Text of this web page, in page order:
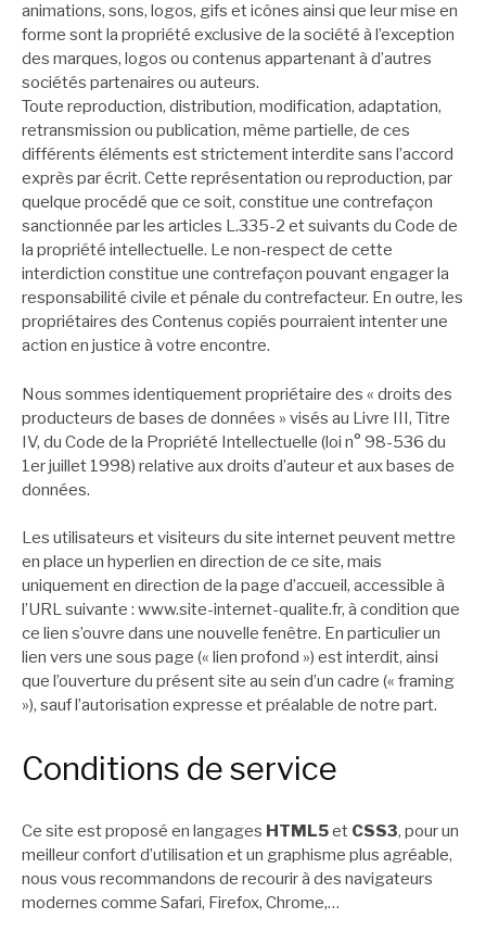
animations, sons, logos, gifs et icônes ainsi que leur mise en
forme sont la propriété exclusive de la société à l’exception
des marques, logos ou contenus appartenant à d’autres
sociétés partenaires ou auteurs.
Toute reproduction, distribution, modification, adaptation,
retransmission ou publication, même partielle, de ces
différents éléments est strictement interdite sans l’accord
exprès par écrit. Cette représentation ou reproduction, par
quelque procédé que ce soit, constitue une contrefaçon
sanctionnée par les articles L.335-2 et suivants du Code de
la propriété intellectuelle. Le non-respect de cette
interdiction constitue une contrefaçon pouvant engager la
responsabilité civile et pénale du contrefacteur. En outre, les
propriétaires des Contenus copiés pourraient intenter une
action en justice à votre encontre.
Nous sommes identiquement propriétaire des « droits des
producteurs de bases de données » visés au Livre III, Titre
IV, du Code de la Propriété Intellectuelle (loi n° 98-536 du
1er juillet 1998) relative aux droits d’auteur et aux bases de
données.
Les utilisateurs et visiteurs du site internet peuvent mettre
en place un hyperlien en direction de ce site, mais
uniquement en direction de la page d’accueil, accessible à
l’URL suivante : www.site-internet-qualite.fr, à condition que
ce lien s’ouvre dans une nouvelle fenêtre. En particulier un
lien vers une sous page (« lien profond ») est interdit, ainsi
que l’ouverture du présent site au sein d’un cadre (« framing
»), sauf l’autorisation expresse et préalable de notre part.
Conditions de service
Ce site est proposé en langages HTML5et CSS3, pour un
meilleur confort d’utilisation et un graphisme plus agréable,
nous vous recommandons de recourir à des navigateurs
modernes comme Safari, Firefox, Chrome,…